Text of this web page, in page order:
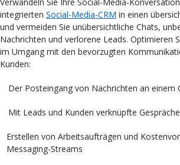
integrierten Social-Media-CRM in einen
und vermeiden Sie unübersichtliche Chats,
Nachrichten und verlorene Leads. Optimieren
im Umgang mit den bevorzugten
Kunden:
Der Posteingang von Nachrichten an einem
Mit Leads und Kunden verknüpfte Gespräche
Erstellen von Arbeitsaufträgen und
Messaging-Streams